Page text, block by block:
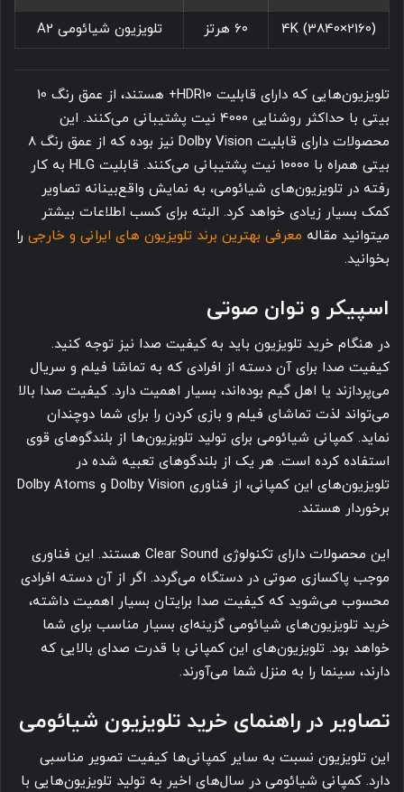
4K (3840×2160)
60 هرتز تلویزیون شیائومی A2
تلویزیون‌هایی که دارای قابلیت HDR10+ هستند، از عمق رنگ 10
بیتی با حداکثر روشنایی 4000 نیت پشتیبانی می‌کنند. این
محصولات دارای قابلیت Dolby Vision نیز بوده که از عمق رنگ 8
بیتی همراه با 10000 نیت پشتیبانی می‌کنند. قابلیت HLG به کار
رفته در تلویزیون‌های شیائومی، به نمایش واقع‌بینانه تصاویر
کمک بسیار زیادی خواهد کرد. البته برای کسب اطلاعات بیشتر
میتوانید مقاله معرفی بهترین برند تلویزیون های ایرانی و خارجی را
بخوانید.
اسپیکر و توان صوتی
در هنگام خرید تلویزیون باید به کیفیت صدا نیز توجه کنید.
کیفیت صدا برای آن دسته از افرادی که به تماشا فیلم و سریال
می‌‎پردازند یا اهل گیم بوده‌اند، بسیار اهمیت دارد. کیفیت صدا بالا
می‌تواند لذت تماشای فیلم و بازی کردن را برای شما دوچندان
نماید. کمپانی شیائومی برای تولید تلویزیون‌ها از بلندگوهای قوی
استفاده کرده است. هر یک از بلندگوهای تعبیه شده در
تلویزیون‌های این کمپانی، از فناوری Dolby Vision و Dolby Atoms
برخوردار هستند.
این محصولات دارای تکنولوژی Clear Sound هستند. این فناوری
موجب پاکسازی صوتی در دستگاه می‌گردد. اگر از آن دسته افرادی
محسوب می‌شوید که کیفیت صدا برایتان بسیار اهمیت داشته،
خرید تلویزیون‌های شیائومی گزینه‌ای بسیار مناسب برای شما
خواهد بود. تلویزیون‌های این کمپانی با قدرت صدای بالایی که
دارند، سینما را به منزل شما می‌آورند.
تصاویر در راهنمای خرید تلویزیون شیائومی
این تلویزیون نسبت به سایر کمپانی‌ها کیفیت تصویر مناسبی
دارد. کمپانی شیائومی در سال‌های اخیر به تولید تلویزیون‌هایی با